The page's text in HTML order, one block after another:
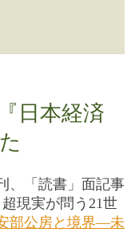
日本経済
、「読書」面記事
現実が問う21世
安部公房と境界―未